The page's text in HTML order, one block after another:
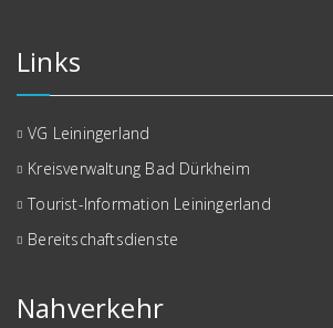
Links
VG Leiningerland
Kreisverwaltung Bad Dürkheim
Tourist-Information Leiningerland
Bereitschaftsdienste
Nahverkehr